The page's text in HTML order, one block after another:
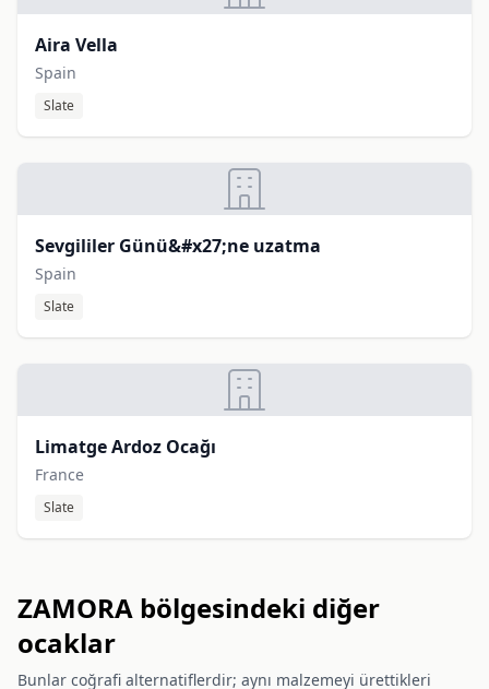
Aira Vella
Spain
Slate
Sevgililer Günü&#x27;ne uzatma
Spain
Slate
Limatge Ardoz Ocağı
France
Slate
ZAMORA bölgesindeki diğer
ocaklar
Bunlar coğrafi alternatiflerdir; aynı malzemeyi ürettikleri